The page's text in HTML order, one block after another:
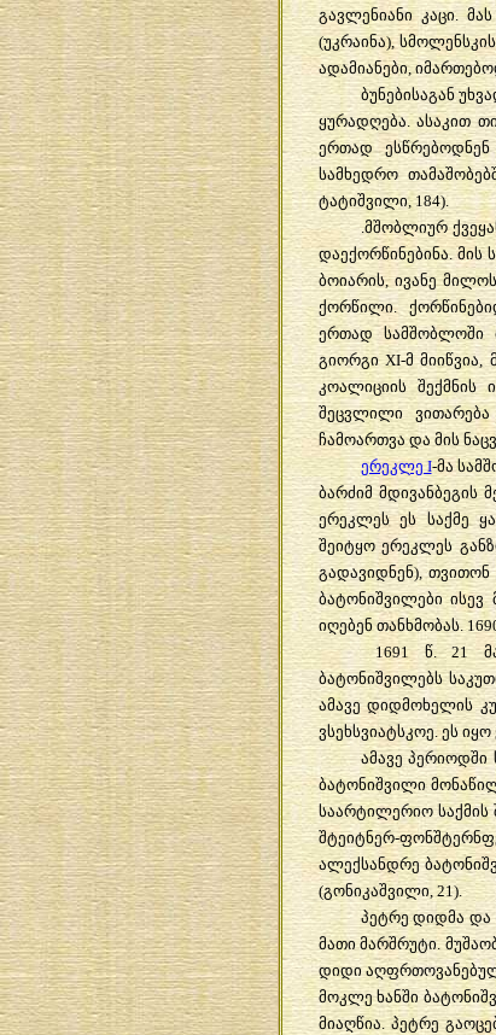
წმ. აბო
გავლენიანი კაცი.
(უკრაინა),
ადამიანები,
ბუნებისაგან
ყურადღება. ასაკით
ერთად
სამხედრო
ტატიშვილი, 184).
.მშობლიურ
დაექორწინებინა.
ბოიარის, ივანე
ქორწილი.
ერთად სამშობლოში
გიორგი XI-მ
კოალიციის
შეცვლილი
ჩამოართვა და მის
ერეკლე I-მა
ბარძიმ მდივანბეგის
ერეკლეს ეს საქმე
შეიტყო ერეკლეს
გადავიდნენ),
ბატონიშვილები ისევ
იღებენ თანხმობას.
1691 წ. 21
ბატონიშვილებს
ამავე დიდმოხელის
ვსეხსვიატსკოე. ეს
ამავე
ბატონიშვილი
საარტილერიო საქმის
შტეიტნერ-
ალექსანდრე
(გონიკაშვილი, 21).
პეტრე დიდმა და
მათი მარშრუტი.
დიდი
მოკლე ხანში
მიაღწია. პეტრე